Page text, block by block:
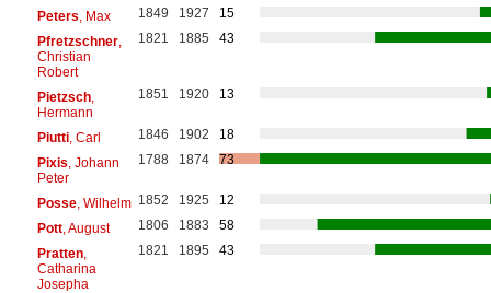
Peters , Max 1849 1927
15
Pfretzschner,
Christian
Robert
1821 1885 43
Pietzsch,
Hermann
1851 1920 13
Piutti, Carl 1846 1902
18
Pixis , Johann
Peter
1788 1874 73
Posse, Wilhelm 1852 1925
12
Pott, August 1806 1883
58
Pratten,
Catharina
Josepha
1821 1895 43